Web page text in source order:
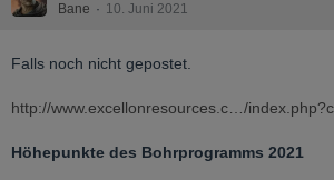
Bane 10. Juni 2021
Falls noch nicht gepostet.
http://www.excellonresources.c…/
Höhepunkte des Bohrprogramms 2021